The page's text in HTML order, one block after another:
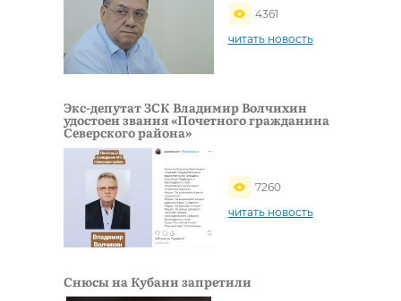
4361
читать новость
Экс-депутат ЗСК Владимир Волчихин
удостоен звания «Почетного гражданина
Северского района»
7260
читать новость
Снюсы на Кубани запретили